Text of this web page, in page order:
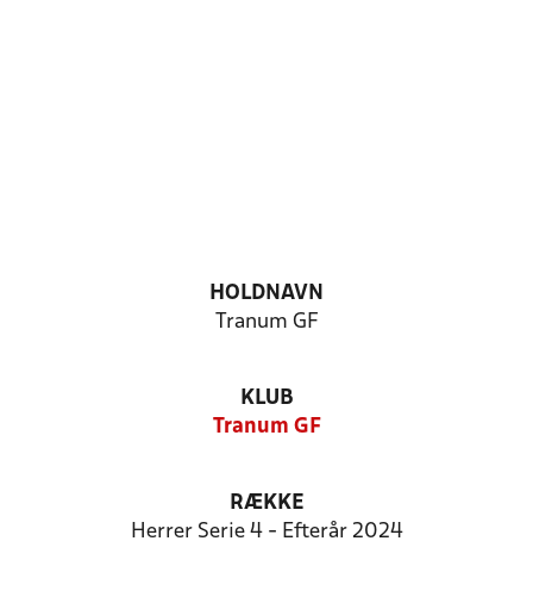
HOLDNAVN
Tranum GF
KLUB
Tranum GF
RÆKKE
Herrer Serie 4 - Efterår 2024